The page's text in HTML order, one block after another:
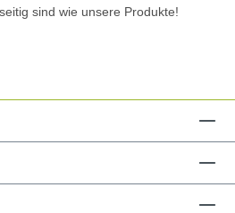
sind wie unsere Produkte!